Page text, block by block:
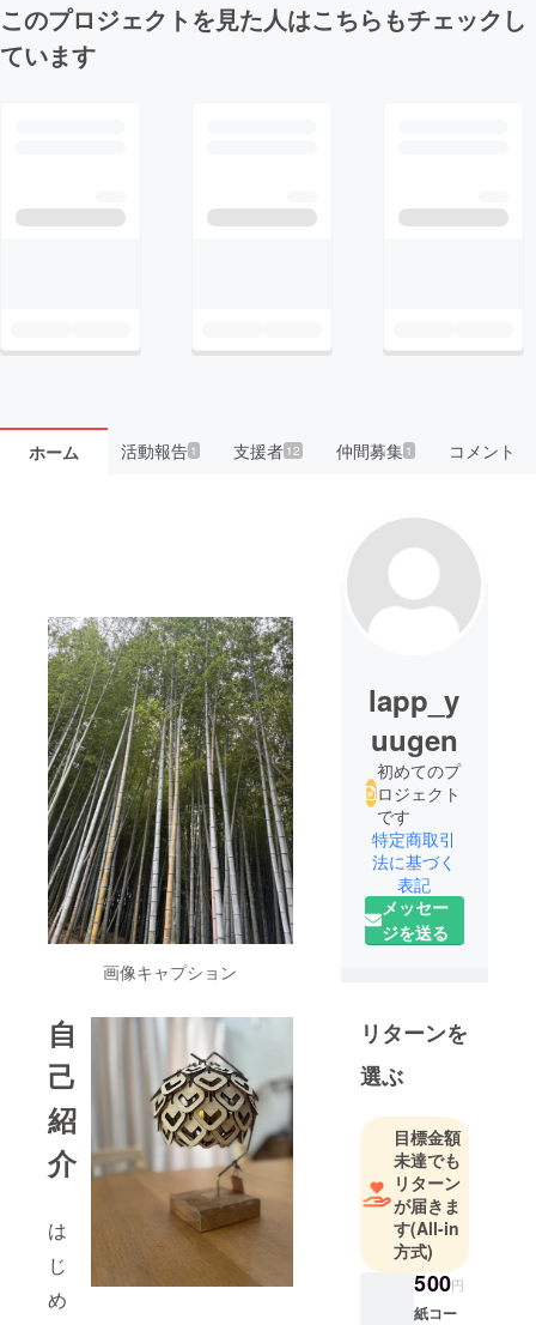
このプロジェクトを見た人はこちらもチェックし
ています
ホーム 活動報告1 支援者 12 仲間募集 1 コメント
画像キャプション
自
己
紹
介
は
じ
め
lapp_y
uugen
初めてのプ
ロジェクト
です
特定商取引
法に基づく
表記
メッセー
ジを送る
リターンを
選ぶ
目標金額
未達でも
リターン
が届きま
す(All-in
方式)
500円
紙コー